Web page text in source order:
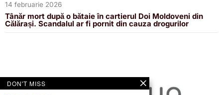
14 februarie 2026
Tânăr mort după o bătaie în cartierul Doi Moldoveni din
Călărași. Scandalul ar fi pornit din cauza drogurilor
DON'T MISS